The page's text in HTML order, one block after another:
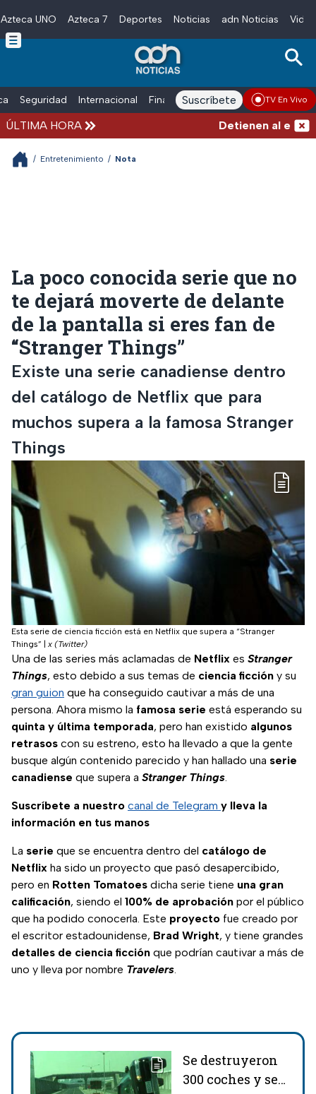
Skip to main content
Azteca UNO Azteca 7 Deportes Noticias adn Noticias
Seguridad Internacional Finanzas adn Noticias Radio
Suscríbete TV En Vivo
ÚLTIMA HORA Detienen al
/ Entretenimiento / Nota
La poco conocida serie que no
te dejará moverte de delante
de la pantalla si eres fan de
“Stranger Things”
Existe una serie canadiense dentro
del catálogo de Netflix que para
muchos supera a la famosa Stranger
Things
Esta serie de ciencia ficción está en Netflix que supera a “Stranger
Things”
x (Twitter)
Una de las series más aclamadas de Netflix es Stranger
Things, esto debido a sus temas de ciencia ficción y su
gran guion que ha conseguido cautivar a más de una
persona. Ahora mismo la famosa serie está esperando su
quinta y última temporada, pero han existido algunos
retrasos con su estreno, esto ha llevado a que la gente
busque algún contenido parecido y han hallado una serie
canadiense que supera a Stranger Things.
Suscríbete a nuestro canal de Telegram y lleva la
información en tus manos
La serie que se encuentra dentro del catálogo de
Netflix ha sido un proyecto que pasó desapercibido,
pero en Rotten Tomatoes dicha serie tiene una gran
calificación, siendo el 100% de aprobación por el público
que ha podido conocerla. Este proyecto fue creado por
el escritor estadounidense, Brad Wright, y tiene grandes
detalles de ciencia ficción que podrían cautivar a más de
uno y lleva por nombre Travelers.
Se destruyeron
300 coches y se